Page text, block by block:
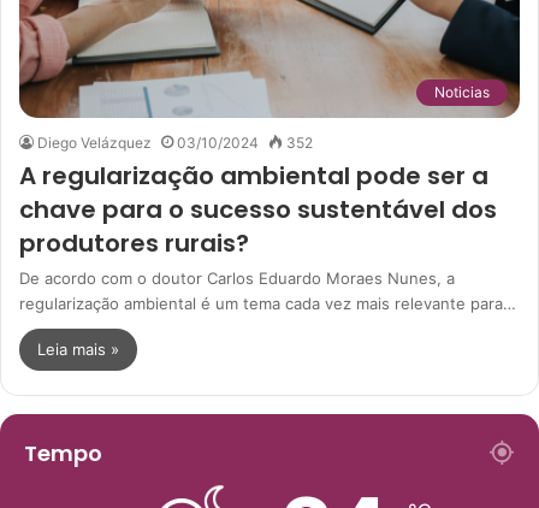
Noticias
Diego Velázquez 03/10/2024 352
A regularização ambiental pode ser a
chave para o sucesso sustentável dos
produtores rurais?
De acordo com o doutor Carlos Eduardo Moraes Nunes, a
regularização ambiental é um tema cada vez mais relevante para…
Leia mais »
Tempo